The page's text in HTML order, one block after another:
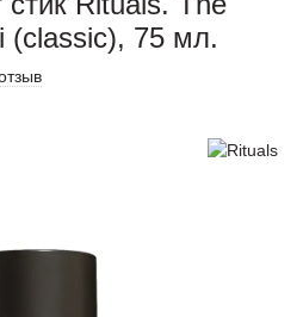
(classic), 75 мл.